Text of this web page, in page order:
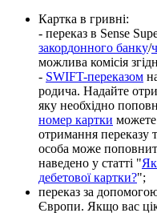
Картка в гривні:
- переказ в Sense
закордонного банку/ч
можлива комісія згідн
- SWIFT-переказом н
родича. Надайте отри
яку необхідно поповн
номер картки можете
отримання переказу т
особа може поповнит
наведено у статті "Як
дебетової картки?";
переказ за допомого
Європи. Якщо вас ці